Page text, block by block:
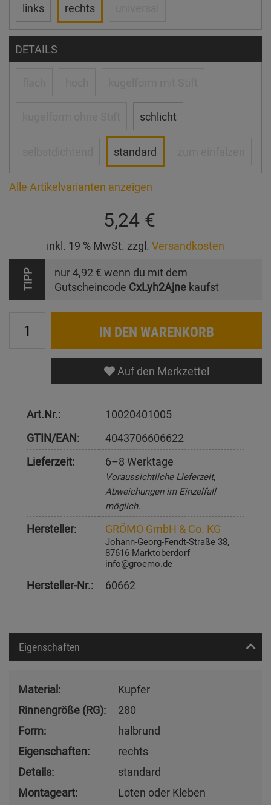
links rechts
DETAILS
schlicht
standard
Alle Artikelvarianten anzeigen
5,24 €
inkl. 19 % MwSt. zzgl. Versandkosten
TIPP nur4,92 € wenn du mit dem
Gutscheincode CxLyh2Ajne kaufst
IN DEN WARENKORB
Auf den Merkzettel
Art.Nr.:
10020401005
GTIN/EAN:
4043706606622
Lieferzeit:
6–8 Werktage
Voraussichtliche Lieferzeit,
Abweichungen im Einzelfall
möglich.
Hersteller: GRÖMO GmbH & Co. KG
Johann-Georg-Fendt-Straße 38,
87616 Marktoberdorf
info@groemo.de
Hersteller-Nr.: 60662
Eigenschaften
Material:
Kupfer
Rinnengröße (RG):
280
Form:
halbrund
Eigenschaften:
rechts
Details:
standard
Montageart:
Löten oder Kleben